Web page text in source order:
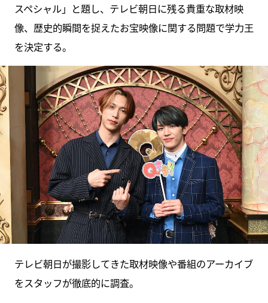
スペシャル」と題し、テレビ朝日に残る貴重な取材映
像、歴史的瞬間を捉えたお宝映像に関する問題で学力王
を決定する。
テレビ朝日が撮影してきた取材映像や番組のアーカイブ
をスタッフが徹底的に調査。